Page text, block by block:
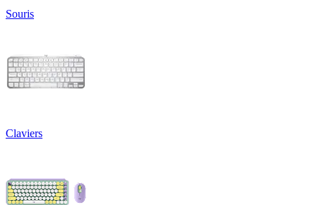
Souris
Claviers